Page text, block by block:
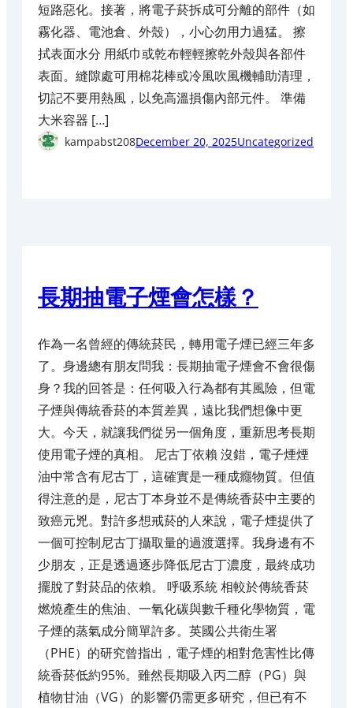
短路惡化。接著，將電子菸拆成可分離的部件（如
霧化器、電池倉、外殼），小心勿用力過猛。 擦
拭表面水分 用紙巾或乾布輕輕擦乾外殼與各部件
表面。縫隙處可用棉花棒或冷風吹風機輔助清理，
切記不要用熱風，以免高溫損傷內部元件。 準備
大米容器 […]
kampabst208December 20, 2025Uncategorized
長期抽電子煙會怎樣？
作為一名曾經的傳統菸民，轉用電子煙已經三年多
了。身邊總有朋友問我：長期抽電子煙會不會很傷
身？我的回答是：任何吸入行為都有其風險，但電
子煙與傳統香菸的本質差異，遠比我們想像中更
大。今天，就讓我們從另一個角度，重新思考長期
使用電子煙的真相。 尼古丁依賴 沒錯，電子煙煙
油中常含有尼古丁，這確實是一種成癮物質。但值
得注意的是，尼古丁本身並不是傳統香菸中主要的
致癌元兇。對許多想戒菸的人來說，電子煙提供了
一個可控制尼古丁攝取量的過渡選擇。我身邊有不
少朋友，正是透過逐步降低尼古丁濃度，最終成功
擺脫了對菸品的依賴。 呼吸系統 相較於傳統香菸
燃燒產生的焦油、一氧化碳與數千種化學物質，電
子煙的蒸氣成分簡單許多。英國公共衛生署
（PHE）的研究曾指出，電子煙的相對危害性比傳
統香菸低約95%。雖然長期吸入丙二醇（PG）與
植物甘油（VG）的影響仍需更多研究，但已有不